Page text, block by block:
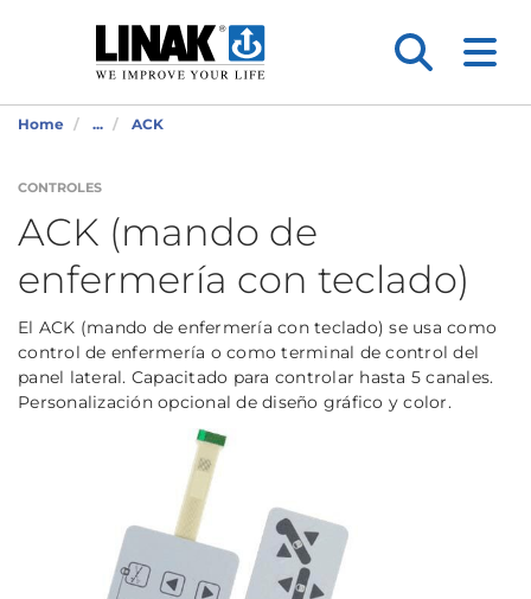
Home ... ACK
CONTROLES
ACK (mando de
enfermería con teclado)
El ACK (mando de enfermería con teclado) se usa como
control de enfermería o como terminal de control del
panel lateral. Capacitado para controlar hasta 5 canales.
Personalización opcional de diseño gráfico y color.